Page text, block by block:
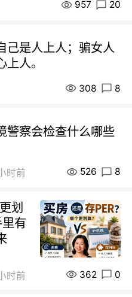
957 20
己是人上人；骗女人
人。
308 8
警察会检查什么哪些
时前 526 8
划
有
时前 362 0